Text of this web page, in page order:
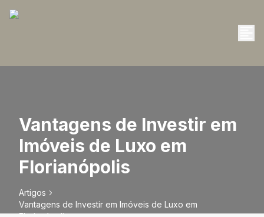
Vantagens de Investir em
Imóveis de Luxo em
Florianópolis
Artigos
Vantagens de Investir em Imóveis de Luxo em